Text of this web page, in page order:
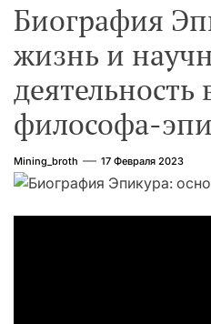
Биография
жизнь и
философа-
Mining_broth 17 Февраля 2023